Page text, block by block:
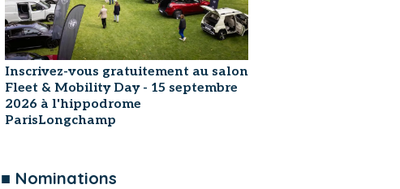
Inscrivez-vous gratuitement au salon
Fleet & Mobility Day - 15 septembre
2026 à l'hippodrome
ParisLongchamp
■ Nominations